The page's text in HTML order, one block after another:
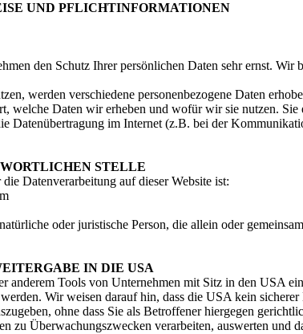
UND PFLICHTINFORMATIONEN
den Schutz Ihrer persönlichen Daten sehr ernst.
werden verschiedene personenbezogene Daten
welche Daten wir erheben und wofür wir sie nutzen.
Datenübertragung im Internet (z.B. bei der
STELLE
Datenverarbeitung auf dieser Website ist:
oder juristische Person, die allein oder
IN DIE USA
anderem Tools von Unternehmen mit Sitz in den USA
Wir weisen darauf hin, dass die USA kein
ohne dass Sie als Betroffener hiergegen
zu Überwachungszwecken verarbeiten, auswerten und